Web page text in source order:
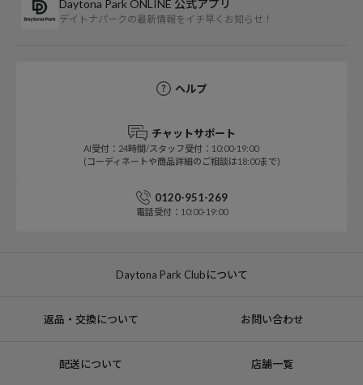
Daytona Park ONLINE 公式アプリ
デイトナパークの最新情報をイチ早くお知らせ！
ヘルプ
チャットサポート
AI受付：24時間/スタッフ受付：10:00-19:00
(コーディネートや商品詳細のご相談は18:00まで)
0120-951-269
電話受付：10:00-19:00
Daytona Park Clubについて
返品・交換について お問い合わせ
配送について 店舗一覧